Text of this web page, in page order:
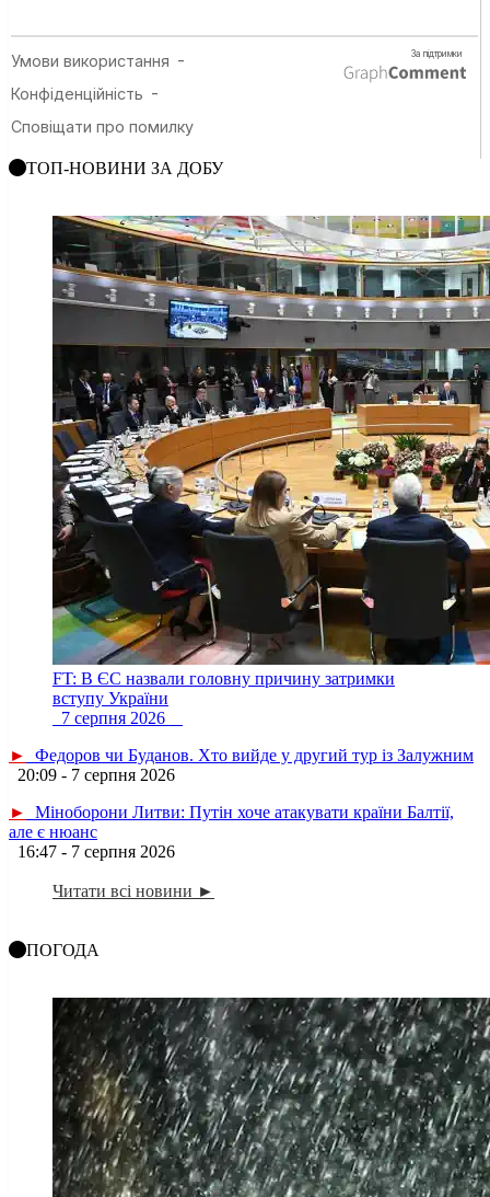
ТОП-НОВИНИ ЗА ДОБУ
FT: В ЄС назвали головну причину затримки
вступу України
7 серпня 2026
►
Федоров чи Буданов. Хто вийде у другий тур із Залужним
20:09 - 7 серпня 2026
►
Міноборони Литви: Путін хоче атакувати країни Балтії,
але є нюанс
16:47 - 7 серпня 2026
Читати всі новини ►
ПОГОДА